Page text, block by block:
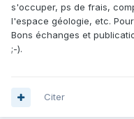
s'occuper, ps de frais,
l'espace géologie, etc.
Bons échanges et
;-).
Citer